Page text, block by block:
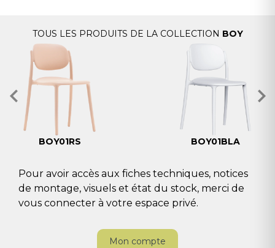
TOUS LES PRODUITS DE LA COLLECTION BOY
BOY01RS BOY01BLA
Pour avoir accès aux fiches techniques, notices
de montage, visuels et état du stock, merci de
vous connecter à votre espace privé.
Mon compte